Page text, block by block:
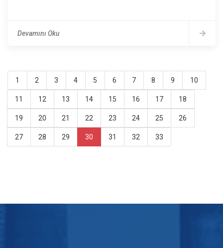
Devamını Oku
1 2 3 4 5 6 7 8 9 10
11 12 13 14 15 16 17 18
19 20 21 22 23 24 25 26
27 28 29 30 31 32 33